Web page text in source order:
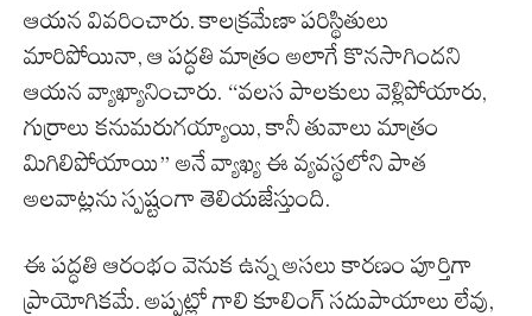
ఆయన వివరించారు. కాలక్రమేణా పరిస్థితులు
మారిపోయినా, ఆ పద్ధతి మాత్రం అలాగే కొనసాగిందని
ఆయన వ్యాఖ్యానించారు. “వలస పాలకులు వెళ్లిపోయారు,
గుర్రాలు కనుమరుగయ్యాయి, కానీ తువాలు మాత్రం
మిగిలిపోయాయి” అనే వ్యాఖ్య ఈ వ్యవస్థలోని పాత
అలవాట్లను స్పష్టంగా తెలియజేస్తుంది.
ఈ పద్ధతి ఆరంభం వెనుక ఉన్న అసలు కారణం పూర్తిగా
ప్రాయోగికమే. అప్పట్లో గాలి కూలింగ్ సదుపాయాలు లేవు,